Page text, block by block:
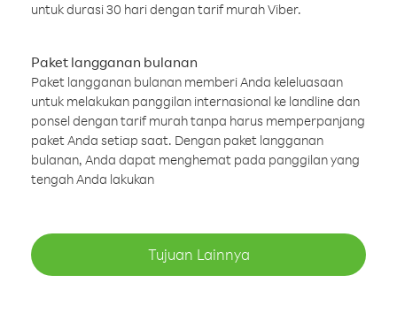
untuk durasi 30 hari dengan tarif murah Viber.
Paket langganan bulanan
Paket langganan bulanan memberi Anda keleluasaan
untuk melakukan panggilan internasional ke landline dan
ponsel dengan tarif murah tanpa harus memperpanjang
paket Anda setiap saat. Dengan paket langganan
bulanan, Anda dapat menghemat pada panggilan yang
tengah Anda lakukan
Tujuan Lainnya